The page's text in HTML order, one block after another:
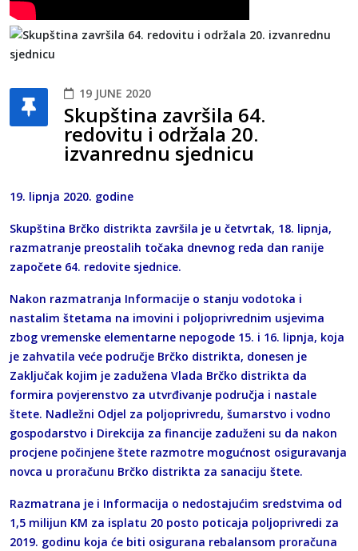
19 JUNE 2020
Skupština završila 64.
redovitu i održala 20.
izvanrednu sjednicu
19. lipnja 2020. godine
Skupština Brčko distrikta završila je u četvrtak, 18. lipnja,
razmatranje preostalih točaka dnevnog reda dan ranije
započete 64. redovite sjednice.
Nakon razmatranja Informacije o stanju vodotoka i
nastalim štetama na imovini i poljoprivrednim usjevima
zbog vremenske elementarne nepogode 15. i 16. lipnja, koja
je zahvatila veće područje Brčko distrikta, donesen je
Zaključak kojim je zadužena Vlada Brčko distrikta da
formira povjerenstvo za utvrđivanje područja i nastale
štete. Nadležni Odjel za poljoprivredu, šumarstvo i vodno
gospodarstvo i Direkcija za financije zaduženi su da nakon
procjene počinjene štete razmotre mogućnost osiguravanja
novca u proračunu Brčko distrikta za sanaciju štete.
Razmatrana je i Informacija o nedostajućim sredstvima od
1,5 milijun KM za isplatu 20 posto poticaja poljoprivredi za
2019. godinu koja će biti osigurana rebalansom proračuna